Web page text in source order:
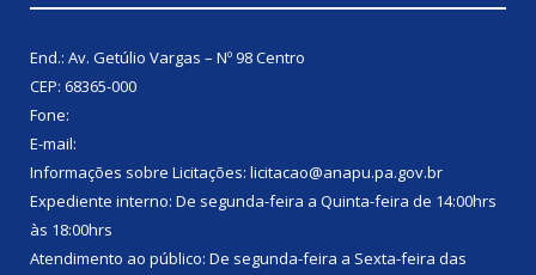
End.: Av. Getúlio Vargas – Nº 98 Centro
CEP: 68365-000
Fone:
E-mail:
Informações sobre Licitações: licitacao@anapu.pa.gov.br
Expediente interno: De segunda-feira a Quinta-feira de 14:00hrs
às 18:00hrs
Atendimento ao público: De segunda-feira a Sexta-feira das